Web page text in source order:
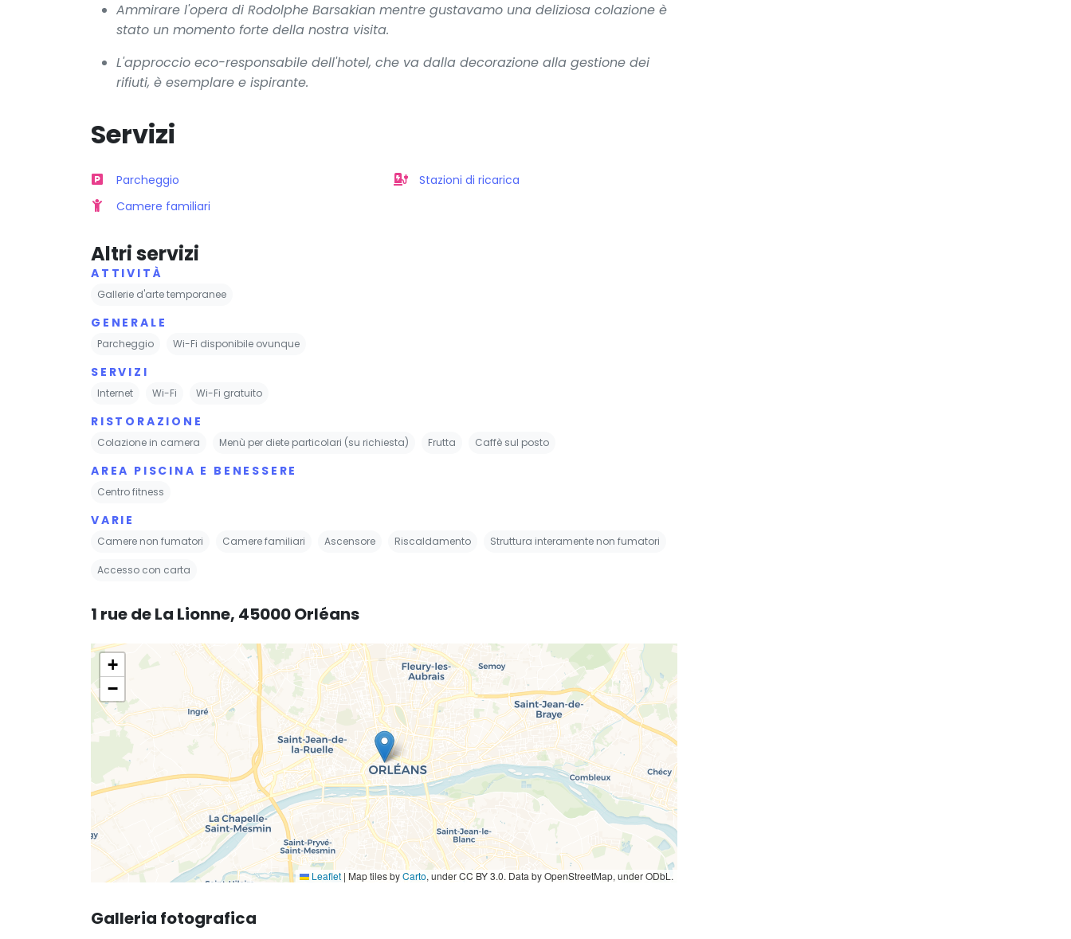
Ammirare l'opera di Rodolphe Barsakian mentre gustavamo una deliziosa colazione è
stato un momento forte della nostra visita.
L'approccio eco-responsabile dell'hotel, che va dalla decorazione alla gestione dei
rifiuti, è esemplare e ispirante.
Servizi
Parcheggio
Camere familiari
Stazioni di ricarica
Altri servizi
ATTIVITÀ
Gallerie d'arte temporanee
GENERALE
Parcheggio Wi-Fi disponibile ovunque
SERVIZI
Internet Wi-Fi Wi-Fi gratuito
RISTORAZIONE
Colazione in camera Menù per diete particolari (su richiesta) Frutta Caffè sul posto
AREA PISCINA E BENESSERE
Centro fitness
VARIE
Camere non fumatori Camere familiari Ascensore Riscaldamento Struttura interamente non fumatori
Accesso con carta
1 rue de La Lionne, 45000 Orléans
+
−
Leaflet | Map tiles byCarto, under CC BY 3.0. Data by OpenStreetMap, under ODbL.
Galleria fotografica